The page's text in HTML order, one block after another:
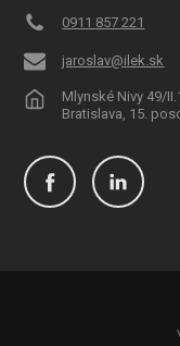
0911 857 221
jaroslav@ilek.sk
Mlynské Nivy 49/
Bratislava, 15.